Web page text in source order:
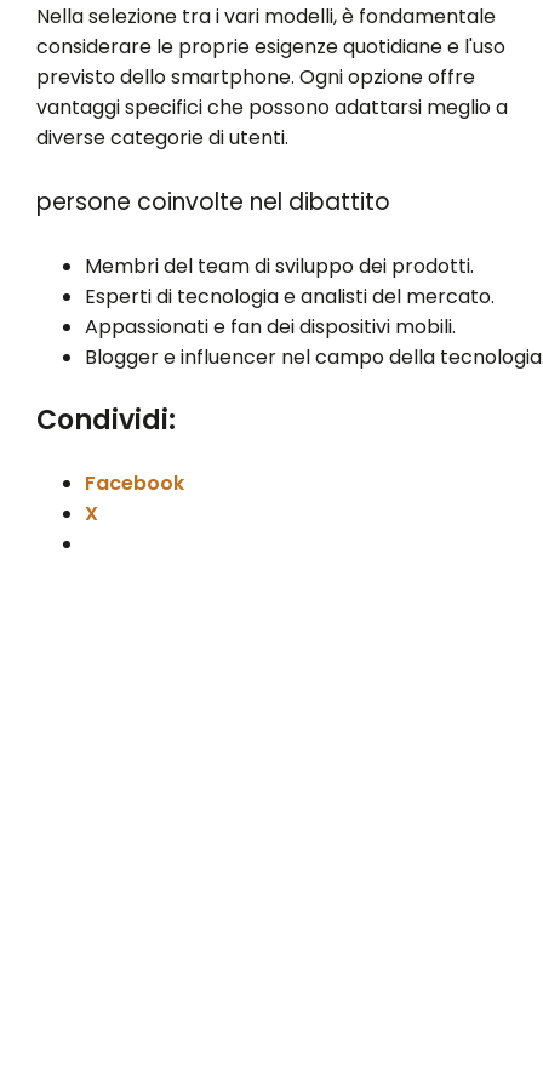
Nella selezione tra i vari modelli, è fondamentale
considerare le proprie esigenze quotidiane e l'uso
previsto dello smartphone. Ogni opzione offre
vantaggi specifici che possono adattarsi meglio a
diverse categorie di utenti.
persone coinvolte nel dibattito
Membri del team di sviluppo dei prodotti.
Esperti di tecnologia e analisti del mercato.
Appassionati e fan dei dispositivi mobili.
Blogger e influencer nel campo della
Condividi:
Facebook
X